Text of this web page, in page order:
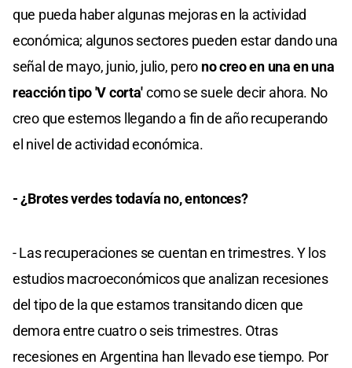
que pueda haber algunas mejoras en la actividad
económica; algunos sectores pueden estar dando una
señal de mayo, junio, julio, pero no creo en una en una
reacción tipo 'V corta'como se suele decir ahora. No
creo que estemos llegando a fin de año recuperando
el nivel de actividad económica.
- ¿Brotes verdes todavía no, entonces?
- Las recuperaciones se cuentan en trimestres. Y los
estudios macroeconómicos que analizan recesiones
del tipo de la que estamos transitando dicen que
demora entre cuatro o seis trimestres. Otras
recesiones en Argentina han llevado ese tiempo. Por